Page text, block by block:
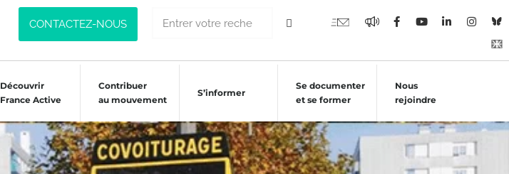
CONTACTEZ-NOUS
Découvrir
France Active
Contribuer
au mouvement
S’informer
Se documenter
et se former
Nous
rejoindre